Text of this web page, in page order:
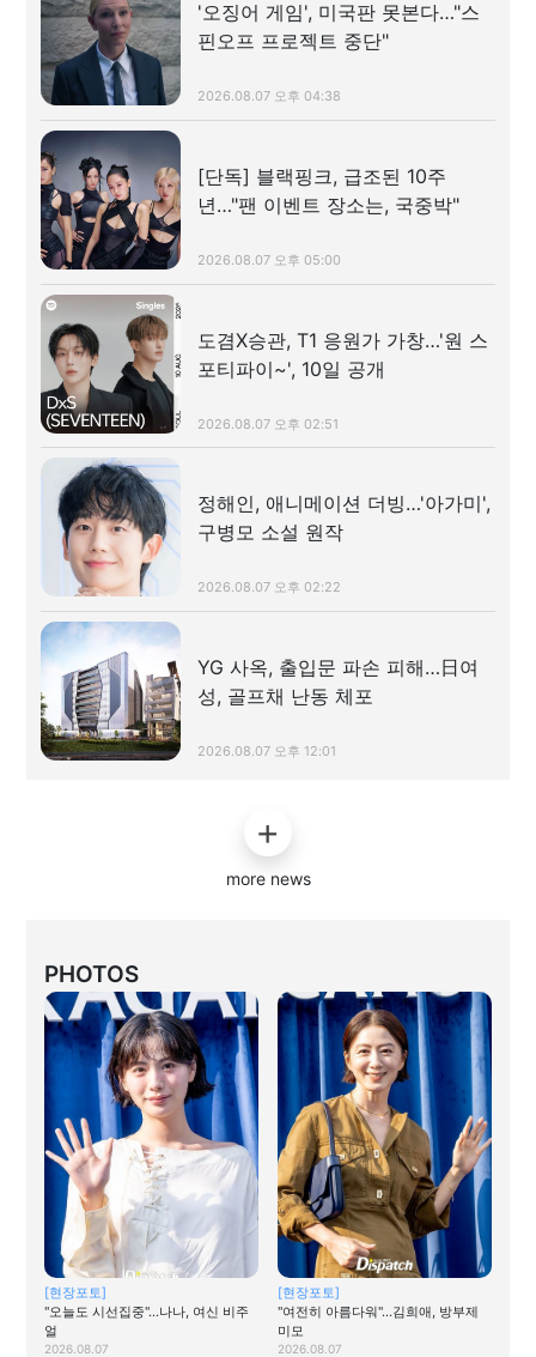
'오징어 게임', 미국판 못본다…"스
핀오프 프로젝트 중단"
2026.08.07 오후 04:38
[단독] 블랙핑크, 급조된 10주
년…"팬 이벤트 장소는, 국중박"
2026.08.07 오후 05:00
도겸X승관, T1 응원가 가창…'원 스
포티파이~', 10일 공개
2026.08.07 오후 02:51
정해인, 애니메이션 더빙…'아가미',
구병모 소설 원작
2026.08.07 오후 02:22
YG 사옥, 출입문 파손 피해…日여
성, 골프채 난동 체포
2026.08.07 오후 12:01
more news
PHOTOS
[현장포토]
"오늘도 시선집중"…나나, 여신 비주
얼
2026.08.07
[현장포토]
"여전히 아름다워"…김희애, 방부제
미모
2026.08.07